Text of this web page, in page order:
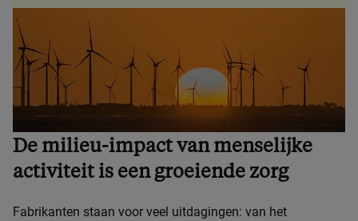
De milieu-impact van menselijke
activiteit is een groeiende zorg
Fabrikanten staan voor veel uitdagingen: van het